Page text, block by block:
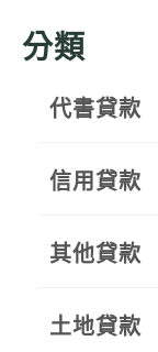
分類
代書貸款
信用貸款
其他貸款
土地貸款